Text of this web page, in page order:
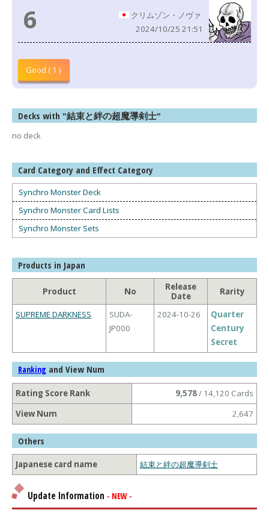
6
クリムゾン・ノヴァ
2024/10/25 21:51
Good ( 1 )
Decks with "結束と絆の超魔導剣士"
no deck
Card Category and Effect Category
Synchro Monster Deck
Synchro Monster Card Lists
Synchro Monster Sets
Products in Japan
Product No
Release
Date
Rarity
SUPREME DARKNESS
SUDA-
JP000
2024-10-26
Quarter
Century
Secret
Ranking and View Num
Rating Score Rank 9,578/ 14,120 Cards
View Num
2,647
Others
Japanese card name 結束と絆の超魔導剣士
Update Information - NEW -